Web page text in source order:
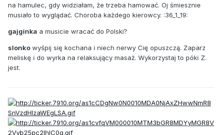
na hamulec, gdy widziałam, że trzeba hamować. Oj śmiesznie
musiało to wyglądać. Choroba każdego kierowcy. :36_1_19:
gajginka a musicie wracać do Polski?
slonko wyśpij się kochana i niech nerwy Cię opuszczą. Zaparz
meliskę i do wyrka na relaksujący masaż. Wykorzystaj to póki Z.
jest.